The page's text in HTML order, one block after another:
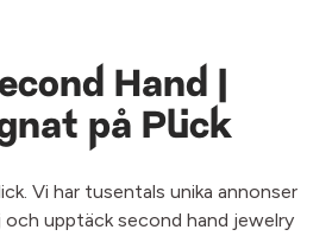
Hand |
på Plick
Vi har tusentals unika annonser
och upptäck second hand jewelry